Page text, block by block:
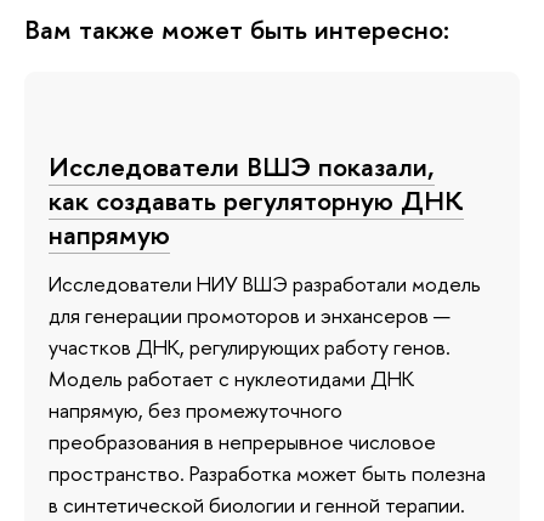
Вам также может быть интересно:
Исследователи ВШЭ показали,
как создавать регуляторную ДНК
напрямую
Исследователи НИУ ВШЭ разработали модель
для генерации промоторов и энхансеров —
участков ДНК, регулирующих работу генов.
Модель работает с нуклеотидами ДНК
напрямую, без промежуточного
преобразования в непрерывное числовое
пространство. Разработка может быть полезна
в синтетической биологии и генной терапии.